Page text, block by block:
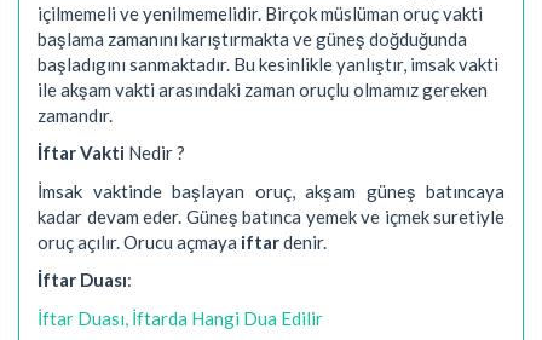
içilmemeli ve yenilmemelidir. Birçok müslüman oruç vakti
başlama zamanını karıştırmakta ve güneş doğduğunda
başladıgını sanmaktadır. Bu kesinlikle yanlıştır, imsak vakti
ile akşam vakti arasındaki zaman oruçlu olmamız gereken
zamandır.
İftar Vakti Nedir ?
İmsak vaktinde başlayan oruç, akşam güneş batıncaya
kadar devam eder. Güneş batınca yemek ve içmek suretiyle
oruç açılır. Orucu açmaya iftardenir.
İftar Duası:
İftar Duası, İftarda Hangi Dua Edilir